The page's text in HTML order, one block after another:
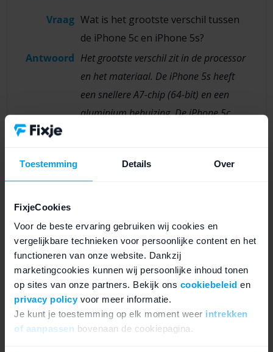
Toestemming Details Over
FixjeCookies
Voor de beste ervaring gebruiken wij cookies en
vergelijkbare technieken voor persoonlijke content en het
functioneren van onze website. Dankzij
marketingcookies kunnen wij persoonlijke inhoud tonen
op sites van onze partners. Bekijk ons cookiebeleid en
privacy policyvoor meer informatie.
Je kunt je toestemming op elk moment weer intrekken
of aanpassen bovenaan de cookiepagina.
Vraag Wat is het grootste verschil tussen
de iPhone 5c en iPhone 5s?
Antwoord Het grootste verschil zit in de processor
en het materiaal. De iPhone 5s heeft
een snellere A7-chip (64-bit) en een
aluminium behuizing. De iPhone 5c
Antwoord
opvolger van de iPhone 5, niet als
budgetmodel. De prijs lag lager dan de
5s, maar het was geen goedkope
instapper.
Vraag Welke iPhone 5 heeft de beste